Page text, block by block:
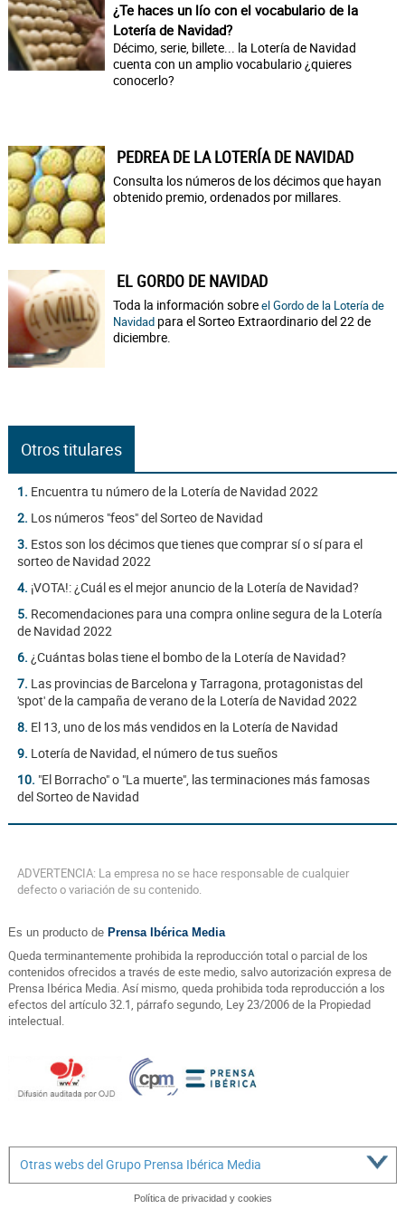
¿Te haces un lío con el vocabulario de la
Lotería de Navidad?
Décimo, serie, billete... la Lotería de Navidad
cuenta con un amplio vocabulario ¿quieres
conocerlo?
PEDREA DE LA LOTERÍA DE NAVIDAD
Consulta los números de los décimos que hayan
obtenido premio, ordenados por millares.
EL GORDO DE NAVIDAD
Toda la información sobreel Gordo de la Lotería de
Navidad para el Sorteo Extraordinario del 22 de
diciembre.
Otros titulares
1. Encuentra tu número de la Lotería de Navidad 2022
2. Los números "feos" del Sorteo de Navidad
3. Estos son los décimos que tienes que comprar sí o sí para el
sorteo de Navidad 2022
4. ¡VOTA!: ¿Cuál es el mejor anuncio de la Lotería de Navidad?
5. Recomendaciones para una compra online segura de la Lotería
de Navidad 2022
6. ¿Cuántas bolas tiene el bombo de la Lotería de Navidad?
7. Las provincias de Barcelona y Tarragona, protagonistas del
'spot' de la campaña de verano de la Lotería de Navidad 2022
8. El 13, uno de los más vendidos en la Lotería de Navidad
9. Lotería de Navidad, el número de tus sueños
10. "El Borracho" o "La muerte", las terminaciones más famosas
del Sorteo de Navidad
ADVERTENCIA: La empresa no se hace responsable de cualquier
defecto o variación de su contenido.
Es un producto de Prensa Ibérica Media
Queda terminantemente prohibida la reproducción total o parcial de los
contenidos ofrecidos a través de este medio, salvo autorización expresa de
Prensa Ibérica Media. Así mismo, queda prohibida toda reproducción a los
efectos del artículo 32.1, párrafo segundo, Ley 23/2006 de la Propiedad
intelectual.
Otras webs del Grupo Prensa Ibérica Media
Política de privacidad y cookies